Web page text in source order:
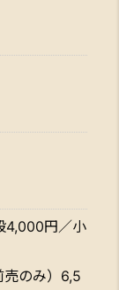
4,000円／小
のみ）6,5